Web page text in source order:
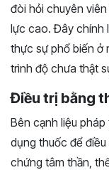
đòi hỏi chuyên
lực cao. Đây chính
thực sự phổ biến ở
trình độ chưa thật
Điều trị bằng
Bên cạnh liệu
dụng thuốc để
chứng tâm thần,